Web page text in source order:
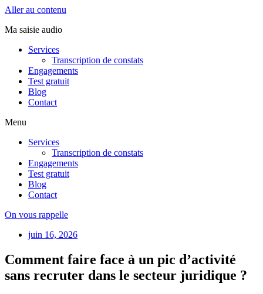
Aller au contenu
Ma saisie audio
Services
Transcription de constats
Engagements
Test gratuit
Blog
Contact
Menu
Services
Transcription de constats
Engagements
Test gratuit
Blog
Contact
On vous rappelle
juin 16, 2026
Comment faire face à un pic d’activité
sans recruter dans le secteur juridique ?